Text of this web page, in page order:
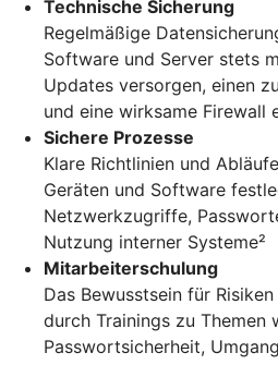
Technische Sicherung
Regelmäßige
Software und Server stets
Updates versorgen, einen
und eine wirksame Firewall
Sichere Prozesse
Klare Richtlinien und
Geräten und Software
Netzwerkzugriffe,
Nutzung interner Systeme²
Mitarbeiterschulung
Das Bewusstsein für
durch Trainings zu Themen
Passwortsicherheit,